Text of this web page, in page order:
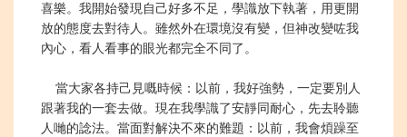
喜樂。我開始發現自己好多不足，學識放下執著，用更開
放的態度去對待人。雖然外在環境沒有變，但神改變咗我
內心，看人看事的眼光都完全不同了。
當大家各持己見嘅時候：以前，我好強勢，一定要別人
跟著我的一套去做。現在我學識了安靜同耐心，先去聆聽
人哋的諗法。當面對解決不來的難題：以前，我會煩躁至